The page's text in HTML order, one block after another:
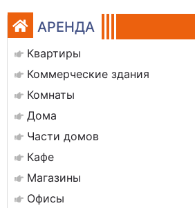
АРЕНДА
Квартиры
Коммерческие здания
Комнаты
Дома
Части домов
Кафе
Магазины
Офисы